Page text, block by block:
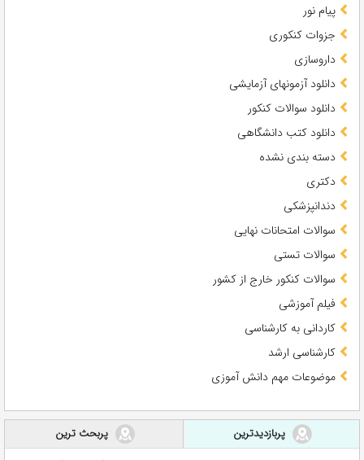
پیام نور
جزوات کنکوری
داروسازی
دانلود آزمونهای آزمایشی
دانلود سوالات کنکور
دانلود کتب دانشگاهی
دسته بندی نشده
دکتری
دندانپزشکی
سوالات امتحانات نهایی
سوالات تستی
سوالات کنکور خارج از کشور
فیلم آموزشی
کاردانی به کارشناسی
کارشناسی ارشد
موضوعات مهم دانش آموزی
پربازدیدترین
پربحث ترین